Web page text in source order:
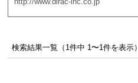
検索結果一覧（1件中 1〜1件を表示）